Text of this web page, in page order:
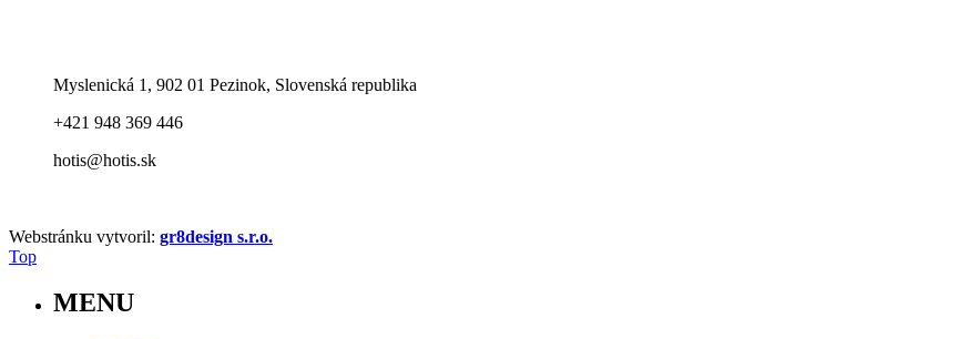
Myslenická 1, 902 01 Pezinok, Slovenská republika
+421 948 369 446
hotis@hotis.sk
Webstránku vytvoril: gr8design s.r.o.
Top
MENU